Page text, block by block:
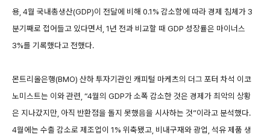
용, 4월 국내총생산(GDP)이 전달에 비해 0.1% 감소함에 따라 경제 침체가 3
분기째로 접어들고 있다면서, 1년 전과 비교할 때 GDP 성장률은 마이너스
3%를 기록했다고 전했다.
몬트리올은행(BMO) 산하 투자기관인 캐피털 마케츠의 더그 포터 차석 이코
노미스트는 이와 관련, “4월의 GDP가 소폭 감소한 것은 경제가 최악의 상황
은 지나갔지만, 아직 반환점을 돌지 못했음을 시사하는 것”이라고 분석했다.
4월에는 수출 감소로 제조업이 1% 위축됐고, 비내구재와 광업, 석유 제품 생